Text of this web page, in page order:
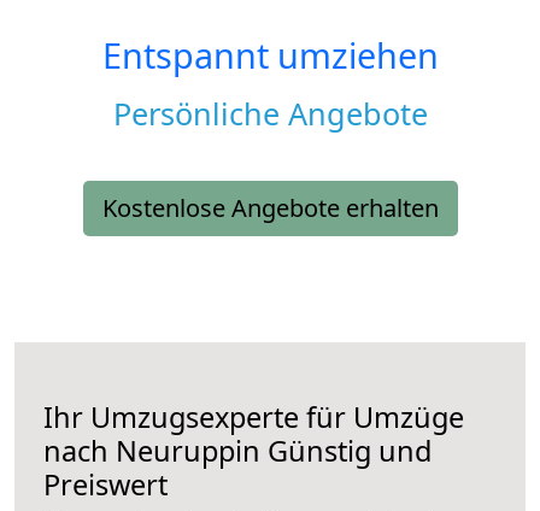
Entspannt umziehen
Persönliche Angebote
Kostenlose Angebote erhalten
Ihr Umzugsexperte für Umzüge
nach Neuruppin Günstig und
Preiswert